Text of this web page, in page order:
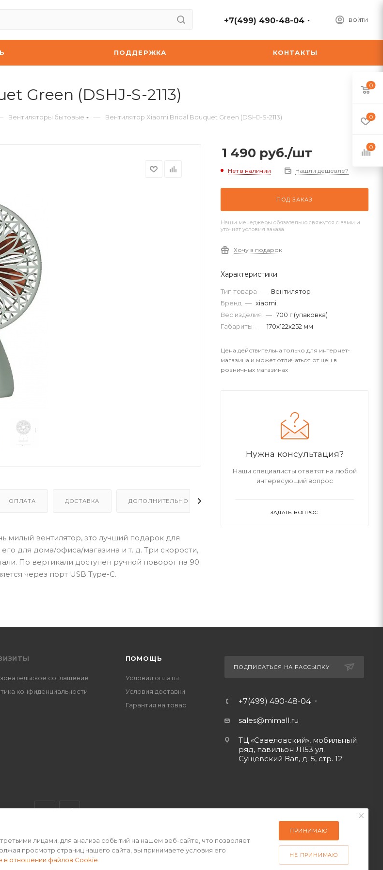
ВОЙТИ
+7(499) 490-48-04
ПОДДЕРЖКА КОНТАКТЫ
Green (DSHJ-S-2113)
Вентиляторы бытовые — Вентилятор Xiaomi Bridal Bouquet Green (DSHJ-S-2113)
ОПЛАТА ДОСТАВКА ДОПОЛНИТЕЛЬНО
милый вентилятор, это лучший подарок для
для дома/офиса/магазина и т. д. Три скорости,
По вертикали доступен ручной поворот на 90
через порт USB Type-C.
1 490 руб./шт
Нет в наличии Нашли дешевле?
ПОД ЗАКАЗ
Наши менеджеры обязательно свяжутся с вами и
уточнят условия заказа
Хочу в подарок
Характеристики
Тип товара — Вентилятор
Бренд — xiaomi
Вес изделия — 700 г (упаковка)
Габариты — 170x122x252 мм
Цена действительна только для интернет-
магазина и может отличаться от цен в
розничных магазинах
Нужна консультация?
Наши специалисты ответят на любой
интересующий вопрос
ЗАДАТЬ ВОПРОС
соглашение
конфиденциальности
ПОМОЩЬ
Условия оплаты
Условия доставки
Гарантия на товар
ПОДПИСАТЬСЯ НА РАССЫЛКУ
+7(499) 490-48-04
sales@mimall.ru
ТЦ «Савеловский», мобильный
ряд, павильон Л153 ул.
Сущевский Вал, д. 5, стр. 12
0
0
0
лицами, для анализа событий на нашем веб-сайте, что позволяет
просмотр страниц нашего сайта, вы принимаете условия его
в отношении файлов Cookie
ПРИНИМАЮ
НЕ ПРИНИМАЮ